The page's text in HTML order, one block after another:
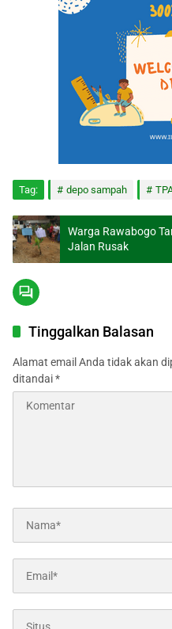
Tag: depo sampah
Warga Rawabogo
Jalan Rusak
Tinggalkan Balasan
Alamat email Anda tidak akan
ditandai*